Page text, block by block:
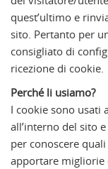
quest’ultimo e
sito. Pertanto per
consigliato di
ricezione di cookie.
Perché li usiamo?
I cookie sono usati
all’interno del sito
per conoscere
apportare migliorie